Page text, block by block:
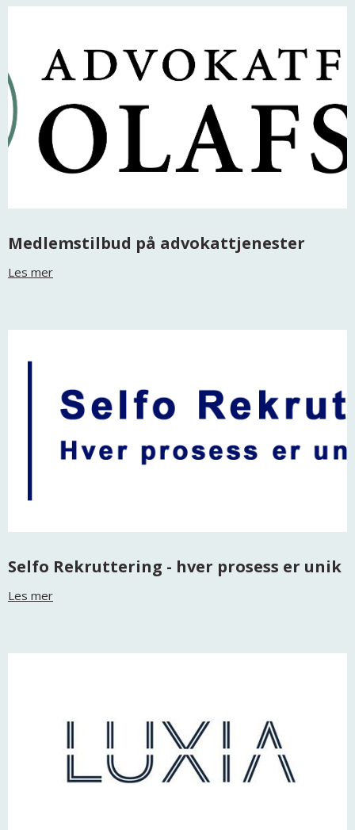
Medlemstilbud på advokattjenester
Les mer
Selfo Rekruttering - hver prosess er unik
Les mer